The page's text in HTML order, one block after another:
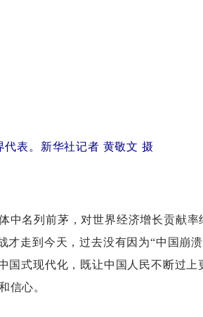
代表。新华社记者黄敬文摄
名列前茅，对世界经济增长贡献率
才走到今天，过去没有因为“中国崩
国式现代化，既让中国人民不断过上
信心。